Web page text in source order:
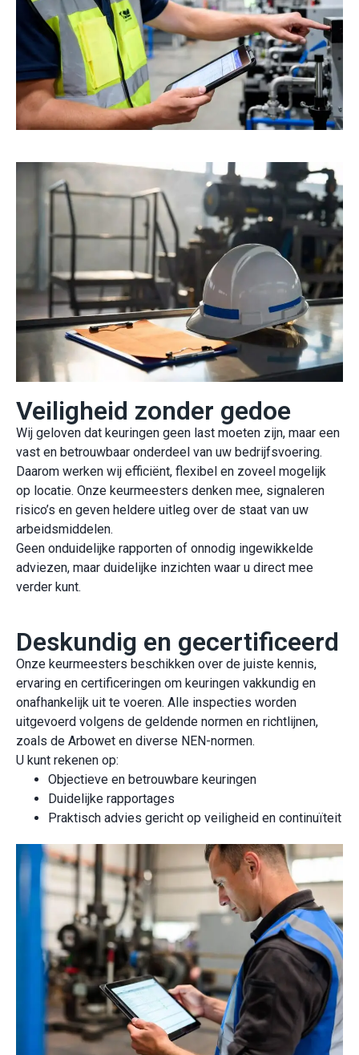
Veiligheid zonder gedoe
Wij geloven dat keuringen geen last moeten zijn, maar een
vast en betrouwbaar onderdeel van uw bedrijfsvoering.
Daarom werken wij efficiënt, flexibel en zoveel mogelijk
op locatie. Onze keurmeesters denken mee, signaleren
risico’s en geven heldere uitleg over de staat van uw
arbeidsmiddelen.
Geen onduidelijke rapporten of onnodig ingewikkelde
adviezen, maar duidelijke inzichten waar u direct mee
verder kunt.
Deskundig en gecertificeerd
Onze keurmeesters beschikken over de juiste kennis,
ervaring en certificeringen om keuringen vakkundig en
onafhankelijk uit te voeren. Alle inspecties worden
uitgevoerd volgens de geldende normen en richtlijnen,
zoals de Arbowet en diverse NEN-normen.
U kunt rekenen op:
Objectieve en betrouwbare keuringen
Duidelijke rapportages
Praktisch advies gericht op veiligheid en continuïteit